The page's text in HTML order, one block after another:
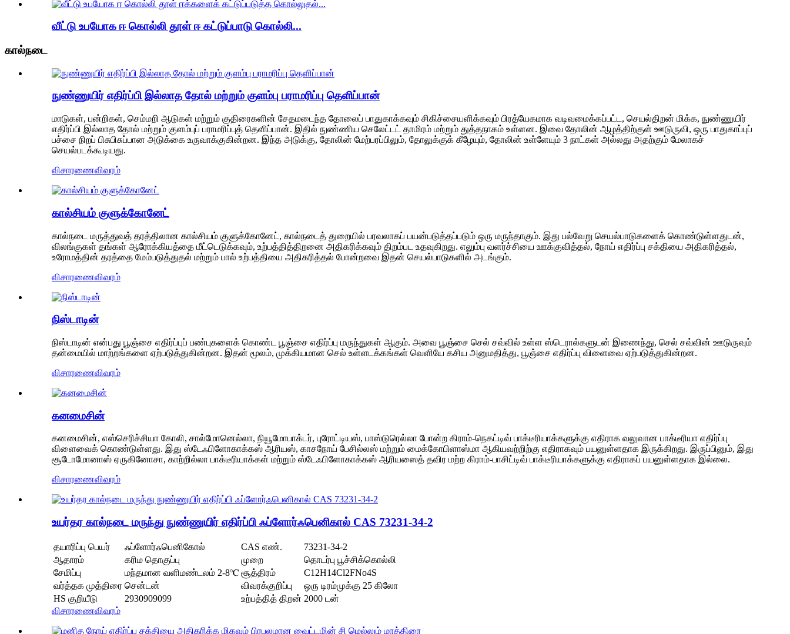
வீட்டு உபயோக ஈ கொல்லி தூள் ஈ கட்டுப்பாடு கொல்லி...
கால்நடை
நுண்ணுயிர் எதிர்ப்பி இல்லாத தோல் மற்றும் குளம்பு பராமரிப்பு தெளிப்பான்
மாடுகள், பன்றிகள், செம்மறி ஆடுகள் மற்றும் குதிரைகளின் சேதமடைந்த தோலைப் பாதுகாக்கவும் சிகிச்சையளிக்கவும் பிரத்யேகமாக வடிவமைக்கப்பட்ட, செயல்திறன் மிக்க, நுண்ணுயிர்
எதிர்ப்பி இல்லாத தோல் மற்றும் குளம்புப் பராமரிப்புத் தெளிப்பான். இதில் நுண்ணிய செலேட்டட் தாமிரம் மற்றும் துத்தநாகம் உள்ளன. இவை தோலின் ஆழத்திற்குள் ஊடுருவி, ஒரு பாதுகாப்புப்
பச்சை நிறப் பிசுபிசுப்பான அடுக்கை உருவாக்குகின்றன. இந்த அடுக்கு, தோலின் மேற்பரப்பிலும், தோலுக்குக் கீழேயும், தோலின் உள்ளேயும் 3 நாட்கள் அல்லது அதற்கும் மேலாகச்
செயல்படக்கூடியது.
விசாரணைவிவரம்
கால்சியம் குளுக்கோனேட்
கால்நடை மருத்துவத் தரத்திலான கால்சியம் குளுக்கோனேட், கால்நடைத் துறையில் பரவலாகப் பயன்படுத்தப்படும் ஒரு மருந்தாகும். இது பல்வேறு செயல்பாடுகளைக் கொண்டுள்ளதுடன்,
விலங்குகள் தங்கள் ஆரோக்கியத்தை மீட்டெடுக்கவும், உற்பத்தித்திறனை அதிகரிக்கவும் திறம்பட உதவுகிறது. எலும்பு வளர்ச்சியை ஊக்குவித்தல், நோய் எதிர்ப்பு சக்தியை அதிகரித்தல்,
உரோமத்தின் தரத்தை மேம்படுத்துதல் மற்றும் பால் உற்பத்தியை அதிகரித்தல் போன்றவை இதன் செயல்பாடுகளில் அடங்கும்.
விசாரணைவிவரம்
நிஸ்டாடின்
நிஸ்டாடின் என்பது பூஞ்சை எதிர்ப்புப் பண்புகளைக் கொண்ட பூஞ்சை எதிர்ப்பு மருந்துகள் ஆகும். அவை பூஞ்சை செல் சவ்வில் உள்ள ஸ்டெரால்களுடன் இணைந்து, செல் சவ்வின் ஊடுருவும்
தன்மையில் மாற்றங்களை ஏற்படுத்துகின்றன. இதன் மூலம், முக்கியமான செல் உள்ளடக்கங்கள் வெளியே கசிய அனுமதித்து, பூஞ்சை எதிர்ப்பு விளைவை ஏற்படுத்துகின்றன.
விசாரணைவிவரம்
கனமைசின்
கனமைசின், எஸ்செரிச்சியா கோலி, சால்மோனெல்லா, நியூமோபாக்டர், புரோட்டியஸ், பாஸ்டுரெல்லா போன்ற கிராம்-நெகட்டிவ் பாக்டீரியாக்களுக்கு எதிராக வலுவான பாக்டீரியா எதிர்ப்பு
விளைவைக் கொண்டுள்ளது. இது ஸ்டேஃபிளோகாக்கஸ் ஆரியஸ், காசநோய் பேசில்லஸ் மற்றும் மைக்கோபிளாஸ்மா ஆகியவற்றிற்கு எதிராகவும் பயனுள்ளதாக இருக்கிறது. இருப்பினும், இது
சூடோமோனாஸ் ஏருகினோசா, காற்றில்லா பாக்டீரியாக்கள் மற்றும் ஸ்டேஃபிளோகாக்கஸ் ஆரியஸைத் தவிர மற்ற கிராம்-பாசிட்டிவ் பாக்டீரியாக்களுக்கு எதிராகப் பயனுள்ளதாக இல்லை.
விசாரணைவிவரம்
உயர்தர கால்நடை மருந்து நுண்ணுயிர் எதிர்ப்பி ஃப்ளோர்ஃபெனிகால் CAS 73231-34-2
தயாரிப்பு பெயர் ஃப்ளோர்ஃபெனிகோல் CAS எண்.
73231-34-2
ஆதாரம்
கரிம தொகுப்பு முறை
தொடர்பு பூச்சிக்கொல்லி
சேமிப்பு
மந்தமான வளிமண்டலம் 2-8℃ சூத்திரம்
C12H14Cl2FNo4S
வர்த்தக முத்திரை சென்டன் விவரக்குறிப்பு
ஒரு டிரம்முக்கு 25 கிலோ
HS குறியீடு
2930909099 உற்பத்தித் திறன் 2000 டன்
விசாரணைவிவரம்